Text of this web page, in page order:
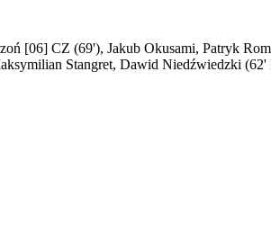
[06] CZ (69'), Jakub Okusami, Patryk
Stangret, Dawid Niedźwiedzki